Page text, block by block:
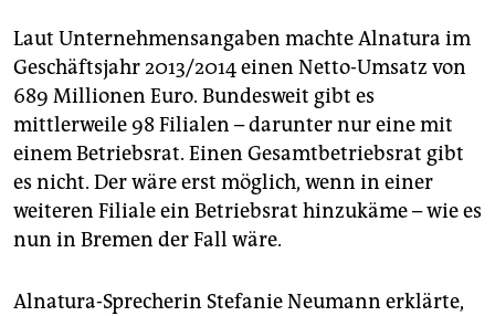
Laut Unternehmensangaben machte Alnatura im
Geschäftsjahr 2013/2014 einen Netto-Umsatz von
689 Millionen Euro. Bundesweit gibt es
mittlerweile 98 Filialen – darunter nur eine mit
einem Betriebsrat. Einen Gesamtbetriebsrat gibt
es nicht. Der wäre erst möglich, wenn in einer
weiteren Filiale ein Betriebsrat hinzukäme – wie es
nun in Bremen der Fall wäre.
Alnatura-Sprecherin Stefanie Neumann erklärte,